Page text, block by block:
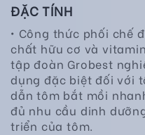
ĐẶC TÍNH
• Công thức phối chế
chất hữu cơ và
tập đoàn Grobest
dụng đặc biệt đối với
dẫn tôm bắt mồi
đủ nhu cầu dinh
triển của tôm.